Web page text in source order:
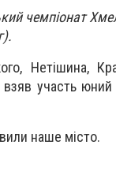
чемпіонат
Нетішина,
участь юний
наше місто.